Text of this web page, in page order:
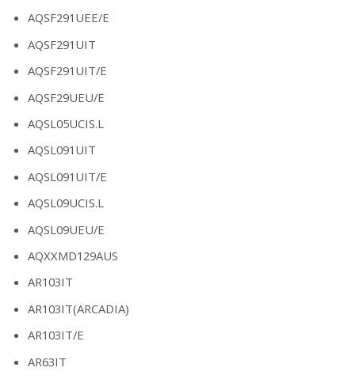
AQSF291UEE/E
AQSF291UIT
AQSF291UIT/E
AQSF29UEU/E
AQSL05UCIS.L
AQSL091UIT
AQSL091UIT/E
AQSL09UCIS.L
AQSL09UEU/E
AQXXMD129AUS
AR103IT
AR103IT(ARCADIA)
AR103IT/E
AR63IT